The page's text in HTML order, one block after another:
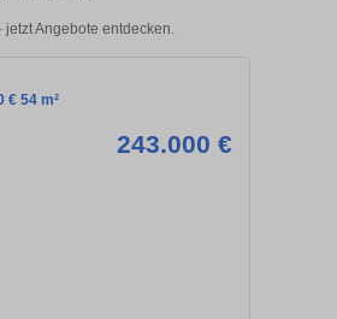
Angebote entdecken.
€ 54 m²
243.000 €